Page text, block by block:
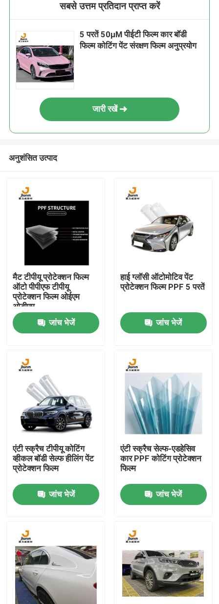
हमारे बारे में
फैक्टरी यात्रा
गुणवत्ता नियंत्रण
हमसे संपर्क करें
समाचार
सभी मामलों
VR
टीपीयू पीपीएफ फिल्म
सबसे उत्तम प्रतिदान प्राप्त करें
5 परतें 50μM पीईटी फिल्म कार बॉडी
फिल्म कोटिंग पेंट संरक्षण फिल्म अनुप्रयोग
जारी रखें
अनुशंसित उत्पाद
मैट टीपीयू प्रोटेक्शन फिल्म
ऑटो पीपीएफ टीपीयू
प्रोटेक्शन फिल्म ओईएम
ओडीएम
जांच भेजें
हाई ग्लॉसी ऑटोमोटिव पेंट
प्रोटेक्शन फिल्म PPF 5 परतें
जांच भेजें
एंटी स्क्रैच टीपीयू कोटिंग
व्हीकल बॉडी सेल्फ हीलिंग पेंट
प्रोटेक्शन फिल्म
जांच भेजें
एंटी स्क्रैच सेल्फ-एडहेसिव
कार PPF कोटिंग प्रोटेक्शन
फिल्म
जांच भेजें